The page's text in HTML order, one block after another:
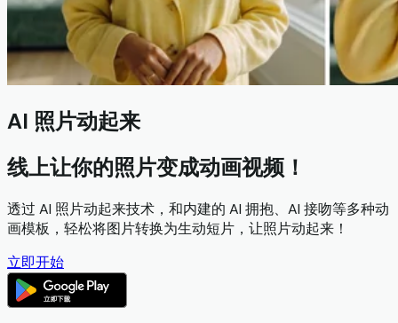
AI 照片动起来
线上让你的照片变成动画视频！
透过 AI 照片动起来技术，和内建的 AI 拥抱、AI 接吻等多种动
画模板，轻松将图片转换为生动短片，让照片动起来！
立即开始